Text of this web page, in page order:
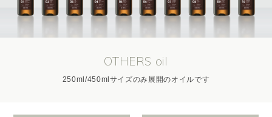
OTHERS oil
250ml/450mlサイズのみ展開のオイルです